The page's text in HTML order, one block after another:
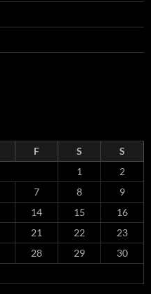
F S
S
1
2
7 8
9
14 15
16
21 22
23
28 29
30